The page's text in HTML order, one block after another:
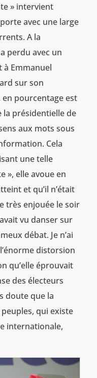
» intervient
avec une large
A la
perdu avec un
Emmanuel
sur son
pourcentage est
présidentielle de
aux mots sous
Cela
une telle
», elle avoue en
et qu’il n’était
très enjouée le soir
vu danser sur
débat. Je n’ai
distorsion
qu’elle éprouvait
des électeurs
doute que la
qui existe
internationale,